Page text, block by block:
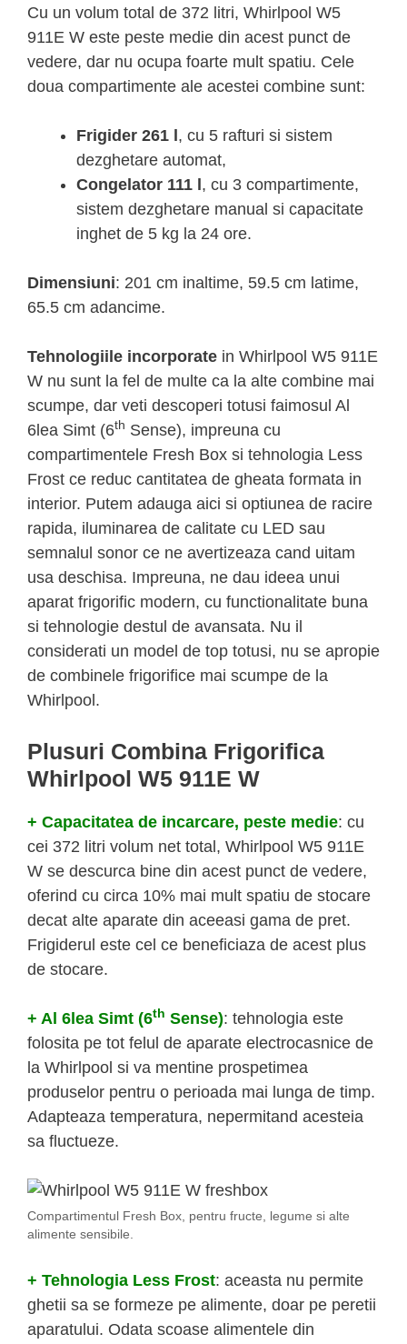
Cu un volum total de 372 litri, Whirlpool W5
911E W este peste medie din acest punct de
vedere, dar nu ocupa foarte mult spatiu. Cele
doua compartimente ale acestei combine sunt:
Frigider 261 l , cu 5 rafturi si sistem
dezghetare automat,
Congelator 111 l , cu 3 compartimente,
sistem dezghetare manual si capacitate
inghet de 5 kg la 24 ore.
Dimensiuni: 201 cm inaltime, 59.5 cm latime,
65.5 cm adancime.
Tehnologiile incorporate in Whirlpool W5 911E
W nu sunt la fel de multe ca la alte combine mai
scumpe, dar veti descoperi totusi faimosul Al
6lea Simt (6th Sense), impreuna cu
compartimentele Fresh Box si tehnologia Less
Frost ce reduc cantitatea de gheata formata in
interior. Putem adauga aici si optiunea de racire
rapida, iluminarea de calitate cu LED sau
semnalul sonor ce ne avertizeaza cand uitam
usa deschisa. Impreuna, ne dau ideea unui
aparat frigorific modern, cu functionalitate buna
si tehnologie destul de avansata. Nu il
considerati un model de top totusi, nu se apropie
de combinele frigorifice mai scumpe de la
Whirlpool.
Plusuri Combina Frigorifica
Whirlpool W5 911E W
+ Capacitatea de incarcare, peste medie: cu
cei 372 litri volum net total, Whirlpool W5 911E
W se descurca bine din acest punct de vedere,
oferind cu circa 10% mai mult spatiu de stocare
decat alte aparate din aceeasi gama de pret.
Frigiderul este cel ce beneficiaza de acest plus
de stocare.
+ Al 6lea Simt (6th Sense): tehnologia este
folosita pe tot felul de aparate electrocasnice de
la Whirlpool si va mentine prospetimea
produselor pentru o perioada mai lunga de timp.
Adapteaza temperatura, nepermitand acesteia
sa fluctueze.
Compartimentul Fresh Box, pentru fructe, legume si alte
alimente sensibile.
+ Tehnologia Less Frost: aceasta nu permite
ghetii sa se formeze pe alimente, doar pe peretii
aparatului. Odata scoase alimentele din